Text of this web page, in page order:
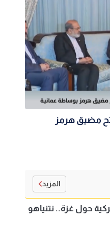
مضيق هرمز
المزيد
حول غزة.. نتنياهو